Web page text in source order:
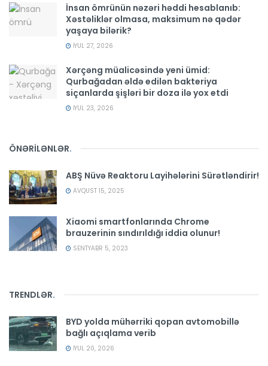
İnsan ömrünün nəzəri həddi hesablanıb:
Xəstəliklər olmasa, maksimum nə qədər
yaşaya bilərik?
İYUL 27, 2026
Xərçəng müalicəsində yeni ümid:
Qurbağadan əldə edilən bakteriya
siçanlarda şişləri bir doza ilə yox etdi
İYUL 23, 2026
ÖNƏRİLƏNLƏR.
ABŞ Nüvə Reaktoru Layihələrini Sürətləndirir!
AVQUST 15, 2025
Xiaomi smartfonlarında Chrome
brauzerinin sındırıldığı iddia olunur!
SENTYABR 5, 2023
TRENDLƏR.
BYD yolda mühərriki qopan avtomobillə
bağlı açıqlama verib
İYUL 20, 2026